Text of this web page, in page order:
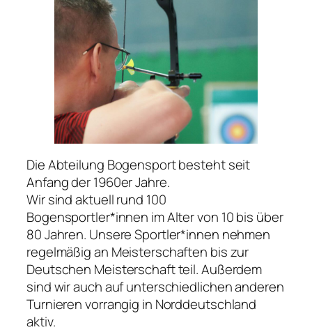
Die Abteilung Bogensport besteht seit
Anfang der 1960er Jahre.
Wir sind aktuell rund 100
Bogensportler*innen im Alter von 10 bis über
80 Jahren. Unsere Sportler*innen nehmen
regelmäßig an Meisterschaften bis zur
Deutschen Meisterschaft teil. Außerdem
sind wir auch auf unterschiedlichen anderen
Turnieren vorrangig in Norddeutschland
aktiv.